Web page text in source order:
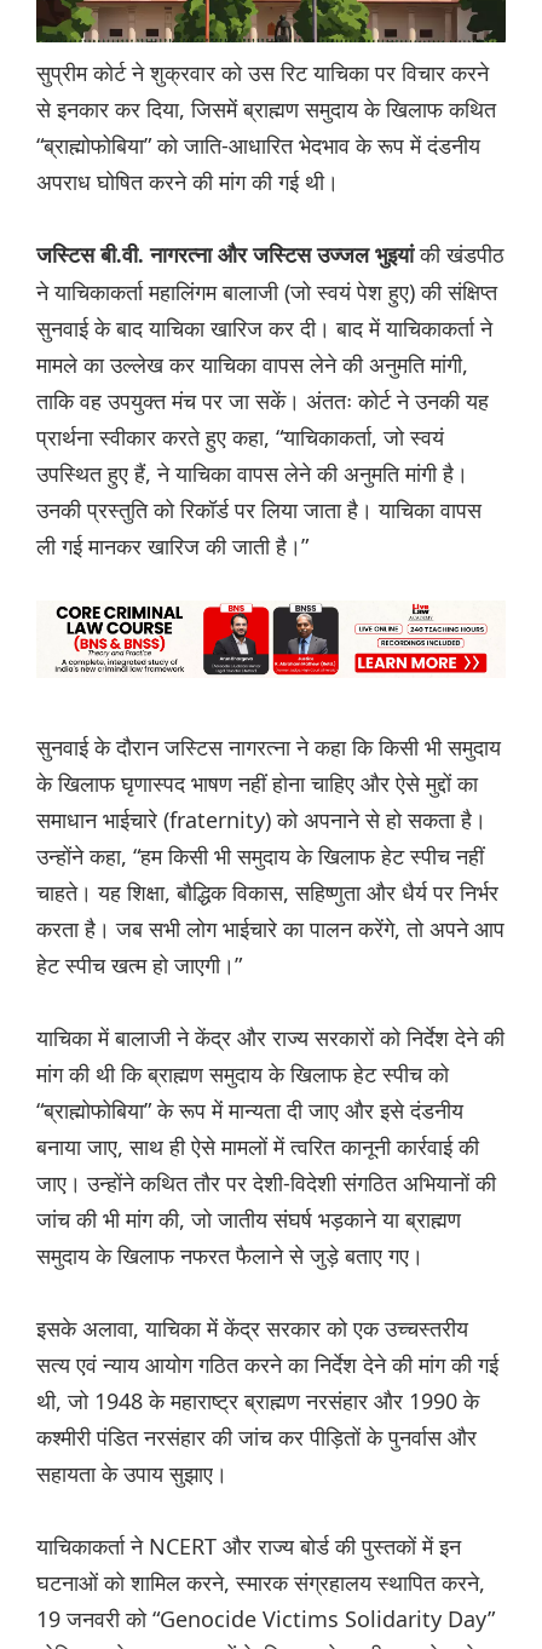
सुप्रीम कोर्ट ने शुक्रवार को उस रिट याचिका पर विचार करने
से इनकार कर दिया, जिसमें ब्राह्मण समुदाय के खिलाफ कथित
“ब्राह्मोफोबिया” को जाति-आधारित भेदभाव के रूप में दंडनीय
अपराध घोषित करने की मांग की गई थी।
जस्टिस बी.वी. नागरत्ना और जस्टिस उज्जल भुइयांकी खंडपीठ
ने याचिकाकर्ता महालिंगम बालाजी (जो स्वयं पेश हुए) की संक्षिप्त
सुनवाई के बाद याचिका खारिज कर दी। बाद में याचिकाकर्ता ने
मामले का उल्लेख कर याचिका वापस लेने की अनुमति मांगी,
ताकि वह उपयुक्त मंच पर जा सकें। अंततः कोर्ट ने उनकी यह
प्रार्थना स्वीकार करते हुए कहा, “याचिकाकर्ता, जो स्वयं
उपस्थित हुए हैं, ने याचिका वापस लेने की अनुमति मांगी है।
उनकी प्रस्तुति को रिकॉर्ड पर लिया जाता है। याचिका वापस
ली गई मानकर खारिज की जाती है।”
सुनवाई के दौरान जस्टिस नागरत्ना ने कहा कि किसी भी समुदाय
के खिलाफ घृणास्पद भाषण नहीं होना चाहिए और ऐसे मुद्दों का
समाधान भाईचारे (fraternity) को अपनाने से हो सकता है।
उन्होंने कहा, “हम किसी भी समुदाय के खिलाफ हेट स्पीच नहीं
चाहते। यह शिक्षा, बौद्धिक विकास, सहिष्णुता और धैर्य पर निर्भर
करता है। जब सभी लोग भाईचारे का पालन करेंगे, तो अपने आप
हेट स्पीच खत्म हो जाएगी।”
याचिका में बालाजी ने केंद्र और राज्य सरकारों को निर्देश देने की
मांग की थी कि ब्राह्मण समुदाय के खिलाफ हेट स्पीच को
“ब्राह्मोफोबिया” के रूप में मान्यता दी जाए और इसे दंडनीय
बनाया जाए, साथ ही ऐसे मामलों में त्वरित कानूनी कार्रवाई की
जाए। उन्होंने कथित तौर पर देशी-विदेशी संगठित अभियानों की
जांच की भी मांग की, जो जातीय संघर्ष भड़काने या ब्राह्मण
समुदाय के खिलाफ नफरत फैलाने से जुड़े बताए गए।
इसके अलावा, याचिका में केंद्र सरकार को एक उच्चस्तरीय
सत्य एवं न्याय आयोग गठित करने का निर्देश देने की मांग की गई
थी, जो 1948 के महाराष्ट्र ब्राह्मण नरसंहार और 1990 के
कश्मीरी पंडित नरसंहार की जांच कर पीड़ितों के पुनर्वास और
सहायता के उपाय सुझाए।
याचिकाकर्ता ने NCERT और राज्य बोर्ड की पुस्तकों में इन
घटनाओं को शामिल करने, स्मारक संग्रहालय स्थापित करने,
19 जनवरी को “Genocide Victims Solidarity Day”